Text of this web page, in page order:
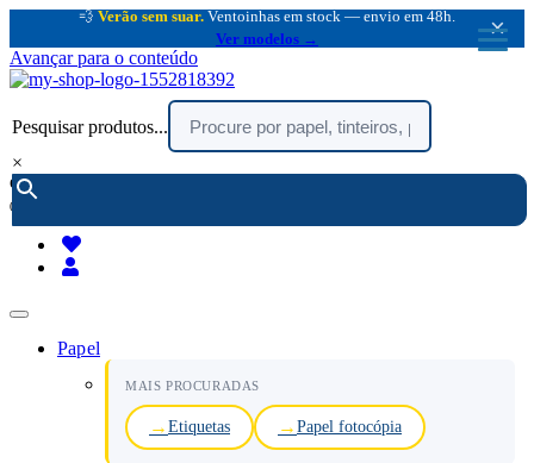
💨 Verão sem suar. Ventoinhas em stock — envio em 48h.
Ver modelos →
×
Avançar para o conteúdo
Pesquisar produtos...
×
encomendar por telefone :
(chamada rede fixa nacional)
Papel
MAIS PROCURADAS
Etiquetas Papel fotocópia